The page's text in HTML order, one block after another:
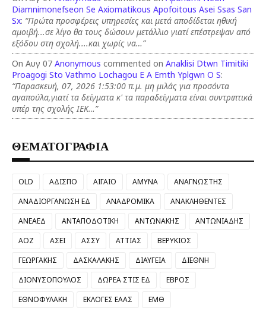
Diamnimonefseon Se Axiomatikous Apofoitous Asei Ssas San
Sx: “Πρώτα προσφέρεις υπηρεσίες και μετά αποδίδεται ηθική
αμοιβή...σε λίγο θα τους δώσουν μετάλλιο γιατί επέστρεψαν από
εξόδου στη σχολή....και χωρίς να…”
On Αυγ 07 Anonymous commented on Anaklisi Dtwn Timitiki
Proagogi Sto Vathmo Lochagou E A Emth Yplgwn O S:
“Παρασκευή, 07, 2026 1:53:00 π.μ. μη μιλάς για προσόντα
αγαπούλα,γιατί τα δείγματα κ' τα παραδείγματα είναι συντριπτικά
υπέρ της σχολής ΙΕΚ…”
ΘΕΜΑΤΟΓΡΑΦΙΑ
OLD ΑΔΙΣΠΟ ΑΙΓΑΙΟ ΑΜΥΝΑ
ΑΝΑΓΝΩΣΤΗΣ
ΑΝΑΔΙΟΡΓΑΝΩΣΗ ΕΔ
ΑΝΑΔΡΟΜΙΚΑ
ΑΝΑΚΛΗΘΕΝΤΕΣ
ΑΝΕΑΕΔ
ΑΝΤΑΠΟΔΟΤΙΚΗ ΑΝΤΩΝΑΚΗΣ
ΑΝΤΩΝΙΑΔΗΣ
ΑΟΖ
ΑΣΕΙ ΑΣΣΥ ΑΤΤΙΑΣ
ΒΕΡΥΚΙΟΣ
ΓΕΩΡΓΑΚΗΣ
ΔΑΣΚΑΛΑΚΗΣ ΔΙΑΥΓΕΙΑ
ΔΙΕΘΝΗ
ΔΙΟΝΥΣΟΠΟΥΛΟΣ
ΔΩΡΕΑ ΣΤΙΣ ΕΔ
ΕΒΡΟΣ
ΕΘΝΟΦΥΛΑΚΗ
ΕΚΛΟΓΕΣ ΕΑΑΣ
ΕΜΘ